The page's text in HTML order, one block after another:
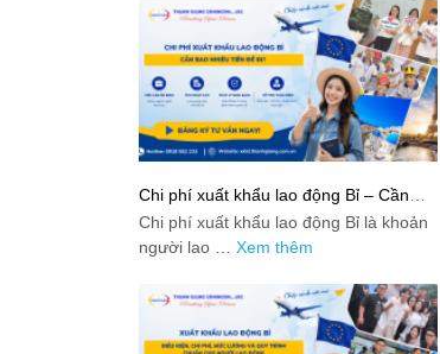
Chi phí xuất khẩu lao động Bỉ – Cần
bao nhiêu tiền để đi?
Chi phí xuất khẩu lao động Bỉ là khoản
người lao … Xem thêm